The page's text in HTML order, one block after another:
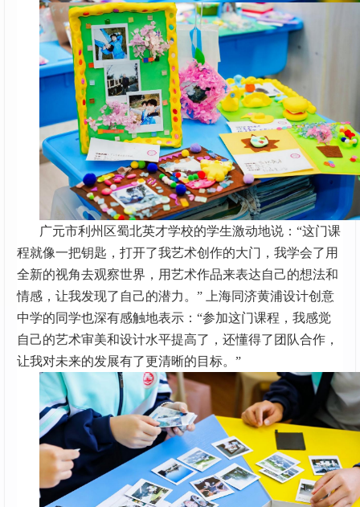
广元市利州区蜀北英才学校的学生激动地说：“这门课
程就像一把钥匙，打开了我艺术创作的大门，我学会了用
全新的视角去观察世界，用艺术作品来表达自己的想法和
情感，让我发现了自己的潜力。” 上海同济黄浦设计创意
中学的同学也深有感触地表示：“参加这门课程，我感觉
自己的艺术审美和设计水平提高了，还懂得了团队合作，
让我对未来的发展有了更清晰的目标。”